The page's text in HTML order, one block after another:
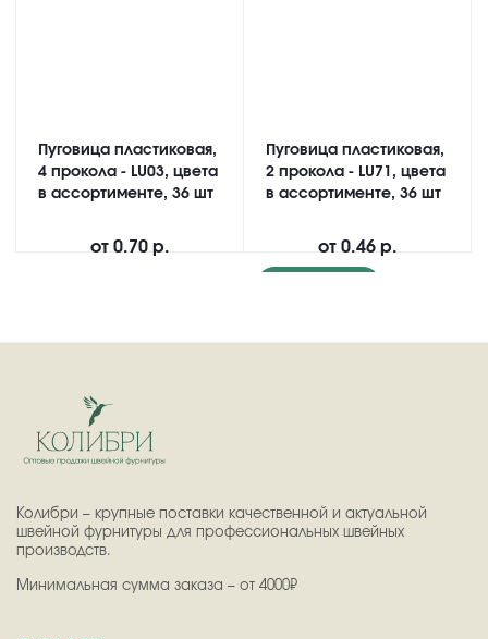
Пуговица пластиковая,
4 прокола - LU03, цвета
в ассортименте, 36 шт
от 0.70 р.
Пуговица пластиковая,
2 прокола - LU71, цвета
в ассортименте, 36 шт
от 0.46 р.
Колибри – крупные поставки качественной и актуальной
швейной фурнитуры для профессиональных швейных
производств.
Минимальная сумма заказа – от 4000₽